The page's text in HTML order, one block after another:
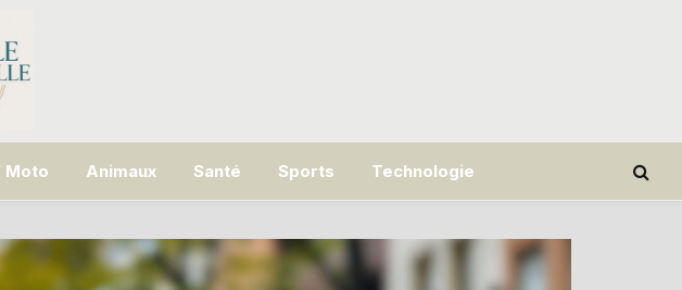
Moto Animaux Santé Sports Technologie